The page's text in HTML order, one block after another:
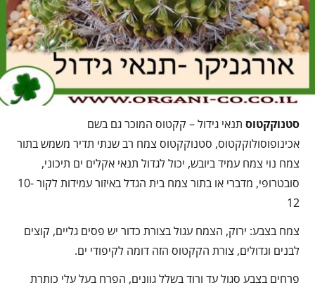
סטנוקקטוס תנאי גידול – קקטוס המוכר גם בשם
אכינופוסולוקקטוס, סטנוקקטוס צמח רב שנתי תדיר משמש בתור
צמח נוי צמח עמיד ביובש, יכול לגדול תנאי אקלים ים תיכוני,
סובטרופי, מדברי או בתור צמח בית הגדל באיזור עמידות לקור 10-
12
צמח בצבע: ירוק, הצמח עגול בצורת כדור יש פסים גליים, קוצים
לבנים וגדולים, צורת הקקטוס הזה דומה לקיפודי ים.
פרחים בצבע סגול עד ורוד בשלל גוונים, הפרח בעל עלי כותרת